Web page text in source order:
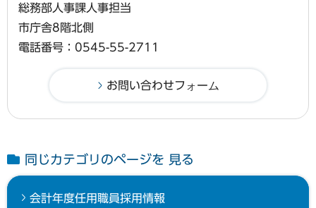
総務部人事課人事担当
市庁舎8階北側
電話番号：0545-55-2711
同じカテゴリのページを 見る
会計年度任用職員採用情報